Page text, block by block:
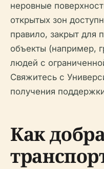
неровные
открытых зон
правило, закрыт для
объекты (например,
людей с
Свяжитесь с
получения
Как